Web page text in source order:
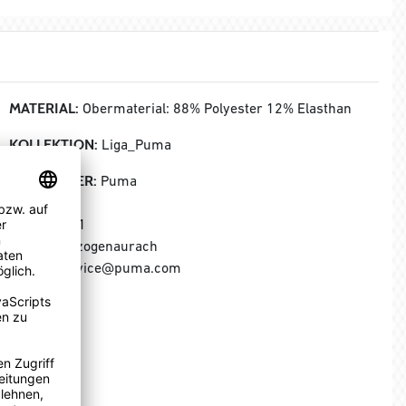
MATERIAL: Obermaterial: 88% Polyester 12% Elasthan
KOLLEKTION: Liga_Puma
HERSTELLER: Puma
Puma SE
Puma Way 1
91074 Herzogenaurach
E-Mail: service@puma.com